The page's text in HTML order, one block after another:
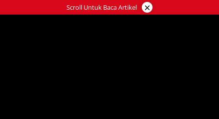
ke
Scroll Untuk Baca Artikel ×